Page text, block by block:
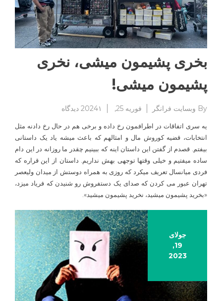
بخری پشیمون میشی، نخری
پشیمون میشی!
By وبسایت فرانگر فوریه 25, 2024 ۱ دیدگاه
پشیمون
میشی،
نخری
پشیمون
میشی!
یه سری اتفاقات در اطرافمون رخ داده و برخی هم در حال رخ دادنه مثل
انتخابات، قضیه کوروش مال و امثالهم که باعث میشه یاد یک داستانی
بیفتم. قصدم از گفتن این داستان اینه که ببینیم چقدر ما روزانه در این دام
ساده میفتیم و خیلی وقتها توجهی بهش نداریم. داستان از این قراره که
فردی میانسال تعریف میکرد که روزی به همراه دوستش از میدان ولیعصر
تهران عبور می کردن که صدای یک دستفروش رو شنیدن که فریاد میزد،
«بخرید پشیمون میشید، نخرید پشیمون میشید».
جولای
19,
2023